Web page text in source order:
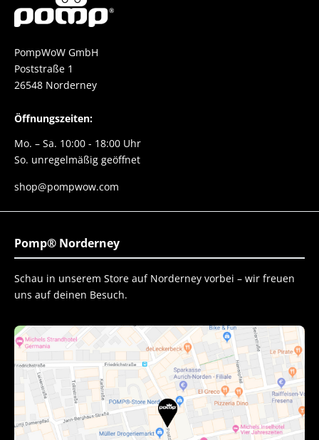
PompWoW GmbH
Poststraße 1
26548 Norderney
Öffnungszeiten:
Mo. – Sa. 10:00 - 18:00 Uhr
So. unregelmäßig geöffnet
shop@pompwow.com
Pomp® Norderney
Schau in unserem Store auf Norderney vorbei – wir freuen
uns auf deinen Besuch.